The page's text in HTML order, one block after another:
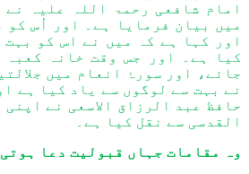
امام شافعی رحمۃ اللہ علیہ نے
میں بیان فرمایا ہے۔ اور اُس کو
اور کہا ہے کہ میں نے اس کو
کیا ہے۔ اور جس وقت خانہ کعبہ
جائے، اور سورۂ انعام میں
نے بہت سے لوگوں سے یاد کیا ہے
حافظ عبد الرزاق الاسعی نے
القدسی سے نقل کیا ہے۔
وہ مقامات جہاں قبولیت دعا